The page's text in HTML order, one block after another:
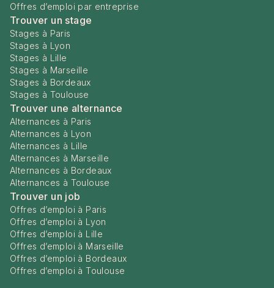
Offres d’emploi par entreprise
Trouver un stage
Stages à Paris
Stages à Lyon
Stages à Lille
Stages à Marseille
Stages à Bordeaux
Stages à Toulouse
Trouver une alternance
Alternances à Paris
Alternances à Lyon
Alternances à Lille
Alternances à Marseille
Alternances à Bordeaux
Alternances à Toulouse
Trouver un job
Offres d’emploi à Paris
Offres d’emploi à Lyon
Offres d’emploi à Lille
Offres d’emploi à Marseille
Offres d’emploi à Bordeaux
Offres d’emploi à Toulouse